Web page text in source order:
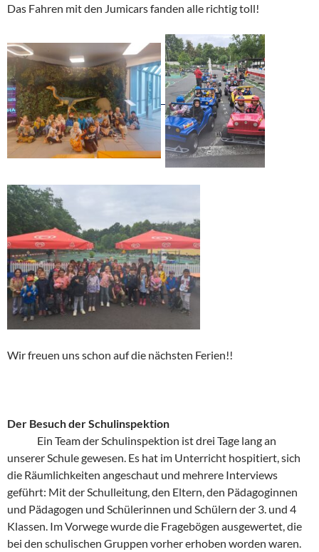
Das Fahren mit den Jumicars fanden alle richtig toll!
Wir freuen uns schon auf die nächsten Ferien!!
Der Besuch der Schulinspektion
Ein Team der Schulinspektion ist drei Tage lang an
unserer Schule gewesen. Es hat im Unterricht hospitiert, sich
die Räumlichkeiten angeschaut und mehrere Interviews
geführt: Mit der Schulleitung, den Eltern, den Pädagoginnen
und Pädagogen und Schülerinnen und Schülern der 3. und 4
Klassen. Im Vorwege wurde die Fragebögen ausgewertet, die
bei den schulischen Gruppen vorher erhoben worden waren.